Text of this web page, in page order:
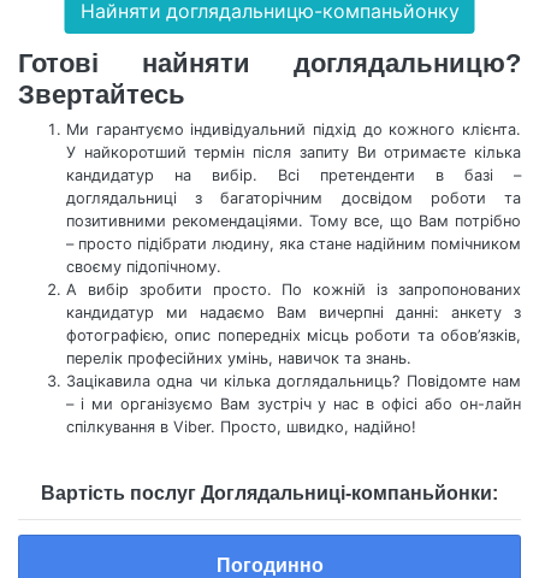
Найняти доглядальницю-компаньйонку
Готові найняти доглядальницю?
Звертайтесь
Ми гарантуємо індивідуальний підхід до кожного клієнта.
У найкоротший термін після запиту Ви отримаєте кілька
кандидатур на вибір. Всі претенденти в базі –
доглядальниці з багаторічним досвідом роботи та
позитивними рекомендаціями. Тому все, що Вам потрібно
– просто підібрати людину, яка стане надійним помічником
своєму підопічному.
А вибір зробити просто. По кожній із запропонованих
кандидатур ми надаємо Вам вичерпні данні: анкету з
фотографією, опис попередніх місць роботи та обов’язків,
перелік професійних умінь, навичок та знань.
Зацікавила одна чи кілька доглядальниць? Повідомте нам
– і ми організуємо Вам зустріч у нас в офісі або он-лайн
спілкування в Viber. Просто, швидко, надійно!
Вартість послуг Доглядальниці-компаньйонки:
Погодинно